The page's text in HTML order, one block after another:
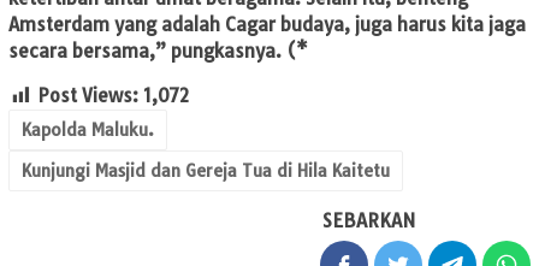
Amsterdam yang adalah Cagar budaya, juga harus kita jaga
secara bersama,” pungkasnya. (*
Post Views: 1,072
Kapolda Maluku.
Kunjungi Masjid dan Gereja Tua di Hila Kaitetu
SEBARKAN